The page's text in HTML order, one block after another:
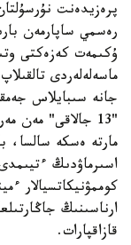
پرەزيدەنت
رەسمي ساپارمەن
ۇكىمەت كەزەكتى
ماسەلەلەردى
جانە سىبايلاس
"13 جالاقى" مەن
مارتە ەسكە سالسا،
اسىرماۋدىڭ
ارناسىنىڭ
قازاقپارات.